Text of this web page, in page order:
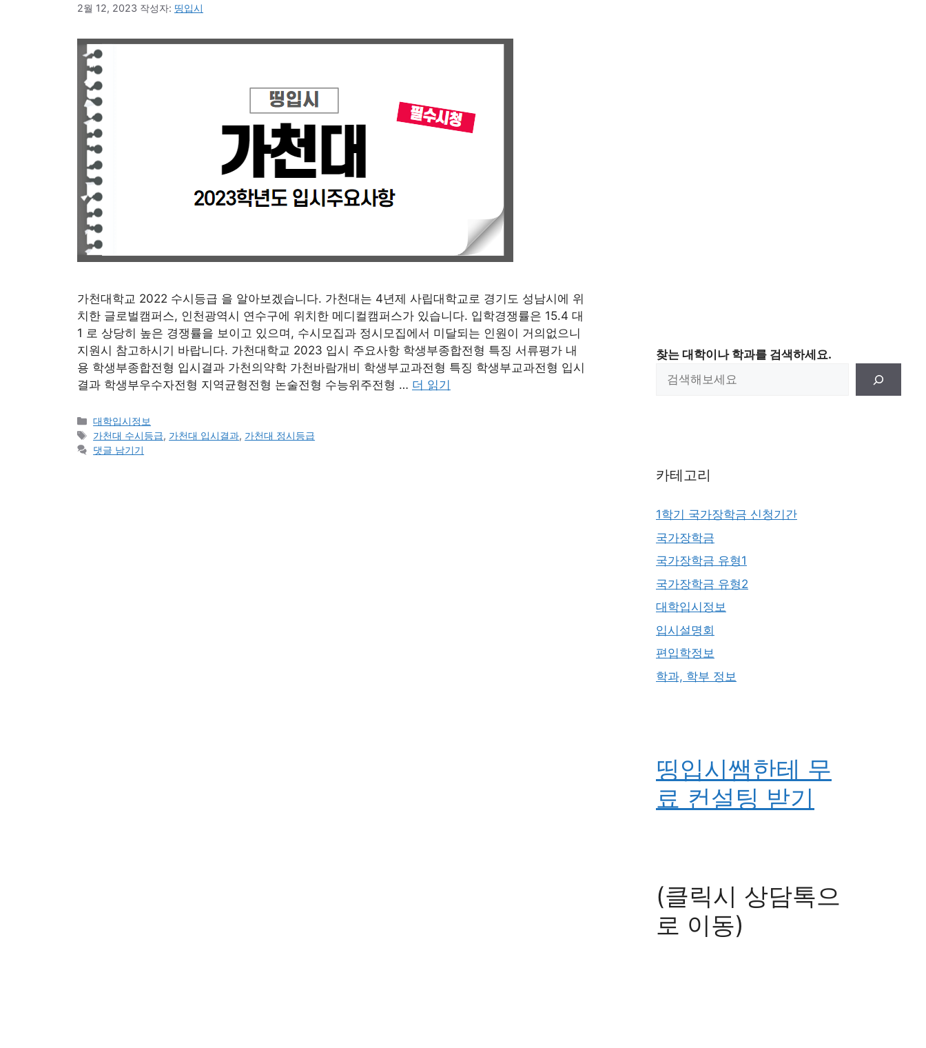
2월 12, 2023 작성자: 띵입시
가천대학교 2022 수시등급 을 알아보겠습니다. 가천대는 4년제 사립대학교로 경기도 성남시에 위
치한 글로벌캠퍼스, 인천광역시 연수구에 위치한 메디컬캠퍼스가 있습니다. 입학경쟁률은 15.4 대
1 로 상당히 높은 경쟁률을 보이고 있으며, 수시모집과 정시모집에서 미달되는 인원이 거의없으니
지원시 참고하시기 바랍니다. 가천대학교 2023 입시 주요사항 학생부종합전형 특징 서류평가 내
용 학생부종합전형 입시결과 가천의약학 가천바람개비 학생부교과전형 특징 학생부교과전형 입시
결과 학생부우수자전형 지역균형전형 논술전형 수능위주전형 … 더 읽기
카
테
고
대학입시정보
태
그
가천대 수시등급, 가천대 입시결과, 가천대 정시등급
댓글 남기기
찾는 대학이나 학과를 검색하세요.
카테고리
1학기 국가장학금 신청기간
국가장학금
국가장학금 유형1
국가장학금 유형2
대학입시정보
입시설명회
편입학정보
학과, 학부 정보
띵입시쌤한테 무
료 컨설팅 받기
(클릭시 상담톡으
로 이동)